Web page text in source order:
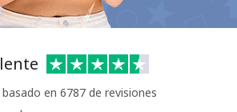
basado en 6787 de revisiones